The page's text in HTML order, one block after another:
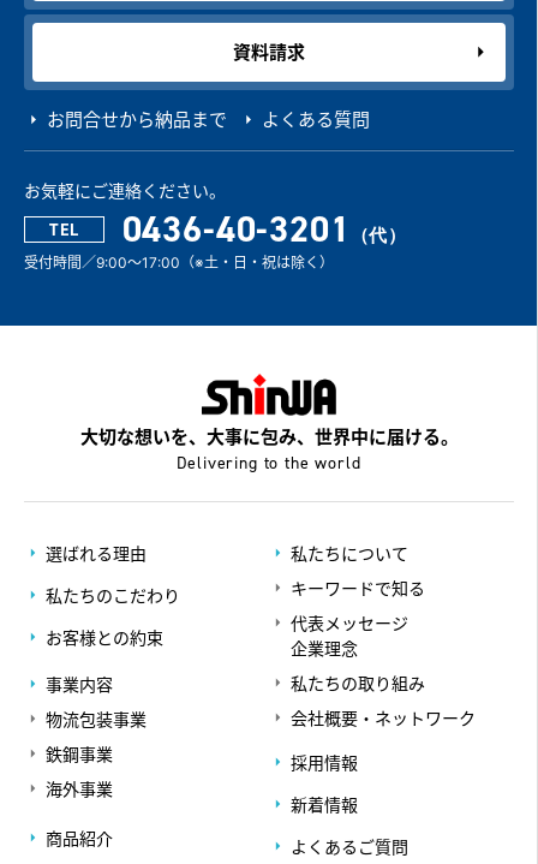
資料請求
お問合せから納品まで よくある質問
お気軽にご連絡ください。
TEL 0436-40-3201
受付時間／9:00～17:00（※土・日・祝は除く）
大切な想いを、大事に包み、世界中に届ける。
Delivering to the world
選ばれる理由
私たちのこだわり
お客様との約束
事業内容
物流包装事業
鉄鋼事業
海外事業
商品紹介
私たちについて
キーワードで知る
代表メッセージ
企業理念
私たちの取り組み
会社概要・ネットワーク
採用情報
新着情報
よくあるご質問